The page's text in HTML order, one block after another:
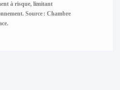
à risque, limitant
Source : Chambre